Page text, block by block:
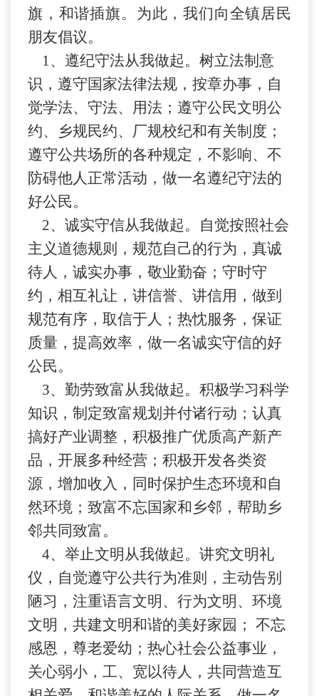
旗，和谐插旗。为此，我们向全镇居民
朋友倡议。
1、 遵纪守法从我做起。树立法制意
识，遵守国家法律法规，按章办事，自
觉学法、守法、用法；遵守公民文明公
约、乡规民约、厂规校纪和有关制度；
遵守公共场所的各种规定，不影响、不
防碍他人正常活动，做一名遵纪守法的
好公民。
2、 诚实守信从我做起。自觉按照社会
主义道德规则，规范自己的行为 ，真诚
待人，诚实办事，敬业勤奋；守时守
约，相互礼让，讲信誉、讲信用，做到
规范有序，取信于人；热忱服务，保证
质量，提高效率，做一名诚实守信的好
公民。
3、 勤劳致富从我做起。积极学习科学
知识，制定致富规划并付诸行动；认真
搞好产业调整，积极推广优质高产新产
品，开展多种经营；积极开发各类资
源，增加收入，同时保护生态环境和自
然环境；致富不忘国家和乡邻，帮助乡
邻共同致富。
4、 举止文明从我做起。讲究文明礼
仪，自觉遵守公共行为准则，主动告别
陋习，注重语言文明、行为文明、环境
文明，共建文明和谐的美好家园； 不忘
感恩，尊老爱幼；热心社会公益事业，
关心弱小，工、宽以待人，共同营造互